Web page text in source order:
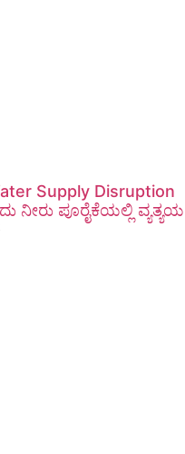
Supply Disruption
ನೀರು ಪೂರೈಕೆಯಲ್ಲಿ ವ್ಯತ್ಯಯ